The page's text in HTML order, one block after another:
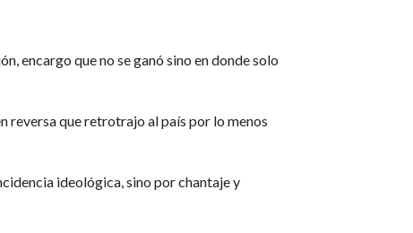
encargo que no se ganó sino en donde solo
reversa que retrotrajo al país por lo menos
ideológica, sino por chantaje y